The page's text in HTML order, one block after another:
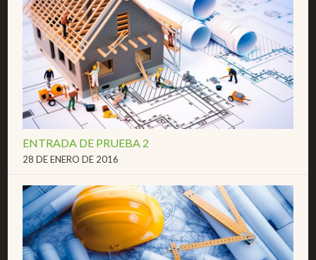
ENTRADA DE PRUEBA 2
28 DE ENERO DE 2016